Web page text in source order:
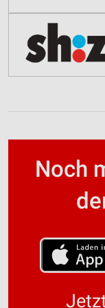
Noch